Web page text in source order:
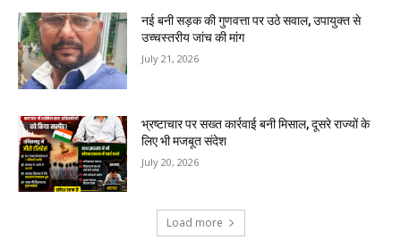
नई बनी सड़क की गुणवत्ता पर उठे सवाल, उपायुक्त से
उच्चस्तरीय जांच की मांग
July 21, 2026
भ्रष्टाचार पर सख्त कार्रवाई बनी मिसाल, दूसरे राज्यों के
लिए भी मजबूत संदेश
July 20, 2026
Load more